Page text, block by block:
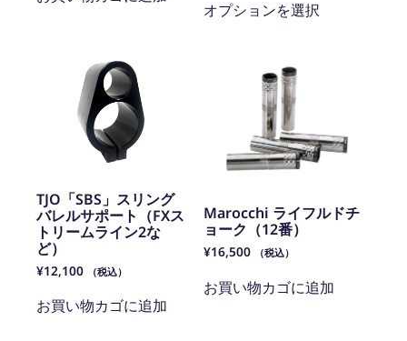
オプションを選択
TJO「SBS」スリング
バレルサポート（FXス
トリームライン2な
ど）
¥12,100 （税込）
お買い物カゴに追加
Marocchi ライフルドチ
ョーク（12番）
¥16,500 （税込）
お買い物カゴに追加